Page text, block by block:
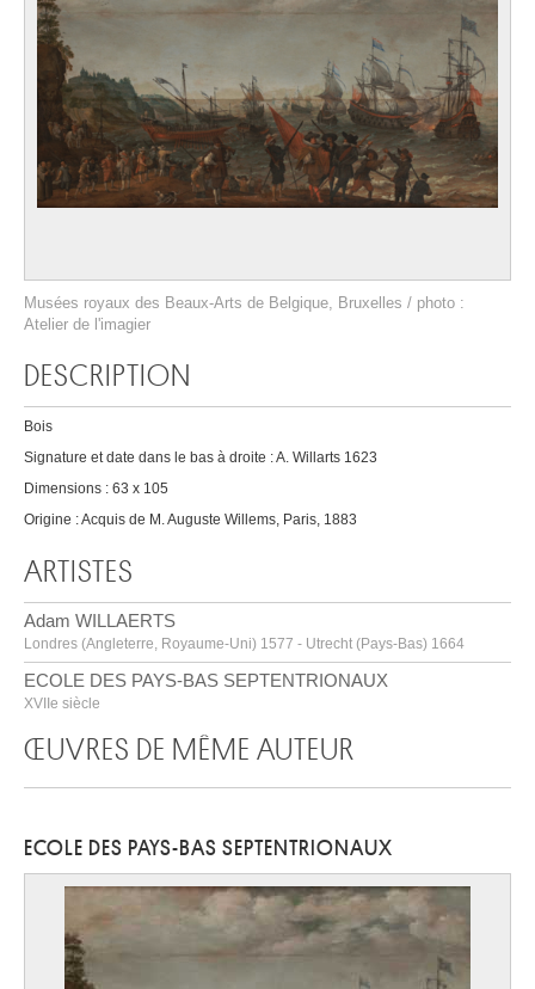
Musées royaux des Beaux-Arts de Belgique, Bruxelles / photo :
Atelier de l'imagier
DESCRIPTION
Bois
Signature et date dans le bas à droite : A. Willarts 1623
Dimensions : 63 x 105
Origine : Acquis de M. Auguste Willems, Paris, 1883
ARTISTES
Adam WILLAERTS
Londres (Angleterre, Royaume-Uni) 1577 - Utrecht (Pays-Bas) 1664
ECOLE DES PAYS-BAS SEPTENTRIONAUX
XVIIe siècle
ŒUVRES DE MÊME AUTEUR
ECOLE DES PAYS-BAS SEPTENTRIONAUX